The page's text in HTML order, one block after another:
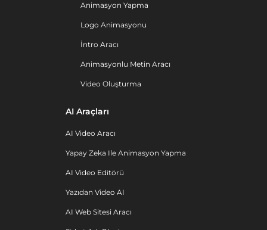
Animasyon Yapma
Logo Animasyonu
İntro Aracı
Animasyonlu Metin Aracı
Video Oluşturma
AI Araçları
AI Video Aracı
Yapay Zeka Ile Animasyon Yapma
AI Video Editörü
Yazıdan Video AI
AI Web Sitesi Aracı